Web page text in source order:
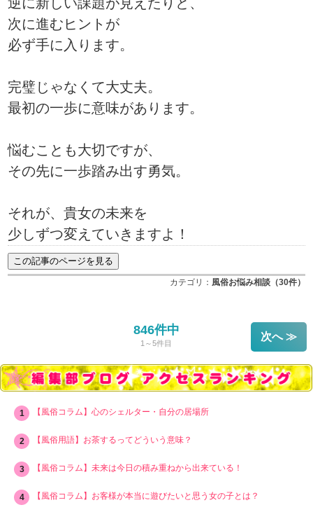
次に進むヒントが
必ず手に入ります。
完璧じゃなくて大丈夫。
最初の一歩に意味があります。
悩むことも大切ですが、
その先に一歩踏み出す勇気。
それが、貴女の未来を
少しずつ変えていきますよ！
カテゴリ： 風俗お悩み相談（30件）
846件中
1～5件目
次へ ≫
【風俗コラム】心のシェルター・自分の居場所
【風俗用語】お茶するってどういう意味？
【風俗コラム】未来は今日の積み重ねから出来ている！
【風俗コラム】お客様が本当に遊びたいと思う女の子とは？